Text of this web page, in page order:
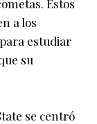
Estos
a los
estudiar
su
se centró